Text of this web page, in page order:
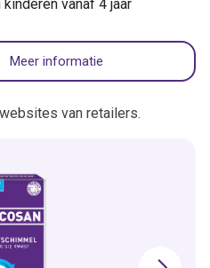
vanaf 4 jaar
Meer informatie
van retailers.